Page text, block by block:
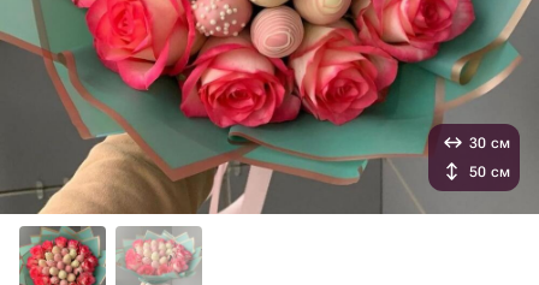
30 см
50 см